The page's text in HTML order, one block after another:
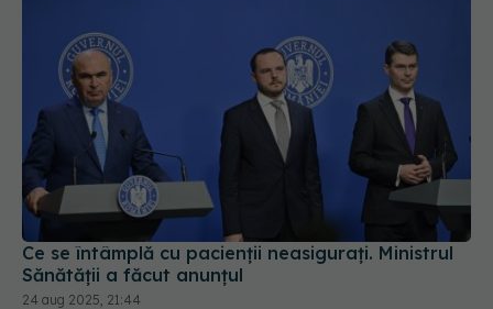
Ce se întâmplă cu pacienții neasigurați. Ministrul
Sănătății a făcut anunțul
24 aug 2025, 21:44